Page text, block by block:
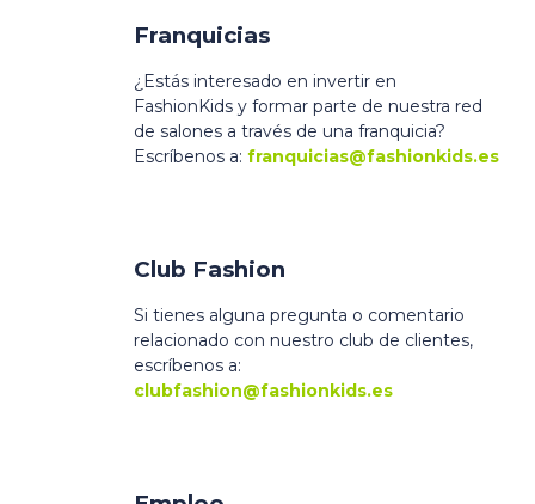
Franquicias
¿Estás interesado en invertir en
FashionKids y formar parte de nuestra red
de salones a través de una franquicia?
Escríbenos a: franquicias@fashionkids.es
Club Fashion
Si tienes alguna pregunta o comentario
relacionado con nuestro club de clientes,
escríbenos a:
clubfashion@fashionkids.es